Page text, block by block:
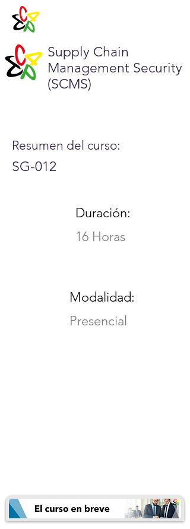
Supply Chain
Management Security
(SCMS)
Resumen del curso:
SG-012
Duración:
16 Horas
Modalidad:
Presencial